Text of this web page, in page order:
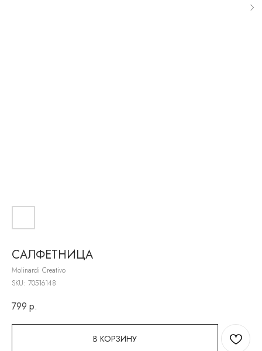
САЛФЕТНИЦА
Molinardi Creativo
SKU: 70516148
799 р.
В КОРЗИНУ